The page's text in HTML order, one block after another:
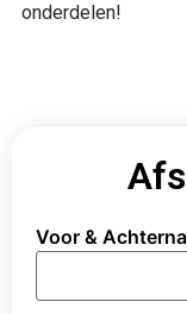
onderdelen!
Voor &